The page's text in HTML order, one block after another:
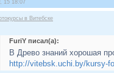
15 18:07
в Витебске
FuriY писал(а):
В Древо знаний хорошая
http://vitebsk.uchi.by/kursy-